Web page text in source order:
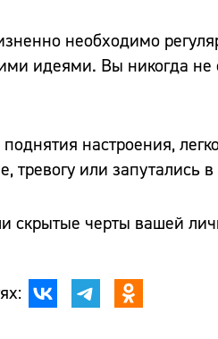
необходимо
идеями. Вы никогда не
поднятия настроения,
тревогу или
скрытые черты вашей